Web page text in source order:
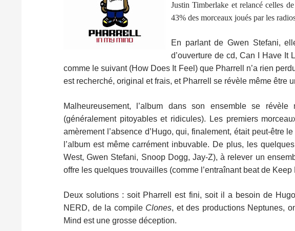
Justin Timberlake et relancé celles
43% des morceaux joués par les
En parlant de Gwen Stefani,
d’ouverture de cd, Can I Have It
comme le suivant (How Does It Feel) que Pharrell n’a rien
est recherché, original et frais, et Pharrell se révèle même être
Malheureusement, l’album dans son ensemble se
(généralement pitoyables et ridicules). Les premiers
amèrement l’absence d’Hugo, qui, finalement, était peut-être
l’album est même carrément inbuvable. De plus, les
West, Gwen Stefani, Snoop Dogg, Jay-Z), à relever un
offre les quelques trouvailles (comme l’entraînant beat de Keep
Deux solutions : soit Pharrell est fini, soit il a besoin de
NERD, de la compile Clones, et des productions Neptunes,
Mind est une grosse déception.